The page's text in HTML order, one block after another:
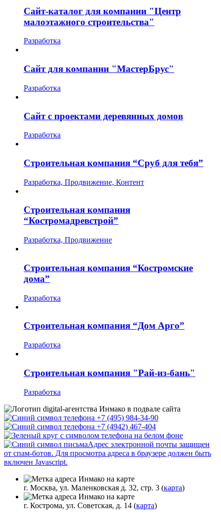
Сайт-каталог для компании "Центр
малоэтажного строительства"
Разработка
Сайт для компании "МастерБрус"
Разработка
Сайт с проектами деревянных домов
Разработка
Строительная компания “Сруб для тебя”
Разработка, Продвижение, Контент
Строительная компания
“Костромадревстрой”
Разработка, Продвижение
Строительная компания “Костромские
дома”
Разработка
Строительная компания “Дом Арго”
Разработка
Строительная компания "Рай-из-бань"
Разработка
+7 (495) 984-34-90
+7 (4942) 467-404
Адрес электронной почты защищен
от спам-ботов. Для просмотра адреса в браузере должен быть
включен Javascript.
г. Москва, ул. Маленковская д. 32, стр. 3 (карта)
г. Кострома, ул. Советская, д. 14 (карта)